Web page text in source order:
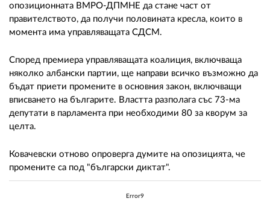
опозиционната ВМРО-ДПМНЕ да стане част от
правителството, да получи половината кресла, които в
момента има управляващата СДСМ.
Според премиера управляващата коалиция, включваща
няколко албански партии, ще направи всичко възможно да
бъдат приети промените в основния закон, включващи
вписването на българите. Властта разполага със 73-ма
депутати в парламента при необходими 80 за кворум за
целта.
Ковачевски отново опроверга думите на опозицията, че
промените са под "български диктат".
Error9
АБОНАМЕНТ
УСЛОВИЯ ЗА ПОЛЗВАНЕ
ПОЛИТИКА ЗА БИСКВИТКИТЕ
ПОЛИТИКАТА ЗА
ПОВЕРИТЕЛНОСТ